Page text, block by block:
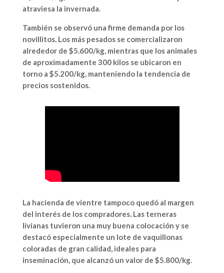
atraviesa la invernada.
También se observó una firme demanda por los
novillitos. Los más pesados se comercializaron
alrededor de $5.600/kg, mientras que los animales
de aproximadamente 300 kilos se ubicaron en
torno a $5.200/kg, manteniendo la tendencia de
precios sostenidos.
La hacienda de vientre tampoco quedó al margen
del interés de los compradores. Las terneras
livianas tuvieron una muy buena colocación y se
destacó especialmente un lote de vaquillonas
coloradas de gran calidad, ideales para
inseminación, que alcanzó un valor de $5.800/kg.